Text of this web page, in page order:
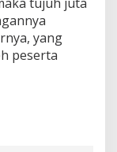
yang
peserta